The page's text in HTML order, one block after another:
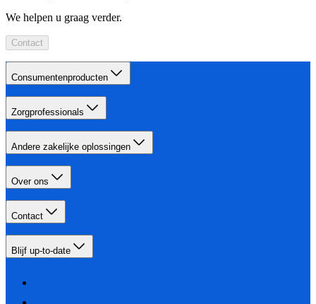
We helpen u graag verder.
Contact
Consumentenproducten
Zorgprofessionals
Andere zakelijke oplossingen
Over ons
Contact
Blijf up-to-date